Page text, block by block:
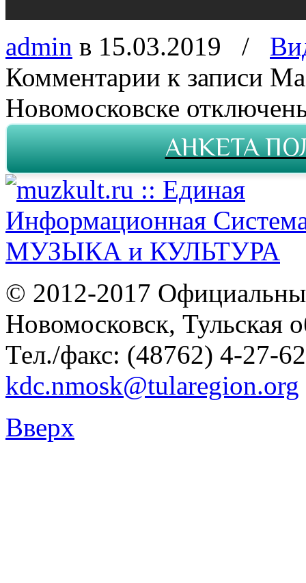
admin в 15.03.2019 /
Комментарии к записи
Новомосковске
АНКЕТА
© 2012-2017
Новомосковск, Тульская
Тел./факс: (48762) 4-27-
kdc.nmosk@tularegion.org
Вверх